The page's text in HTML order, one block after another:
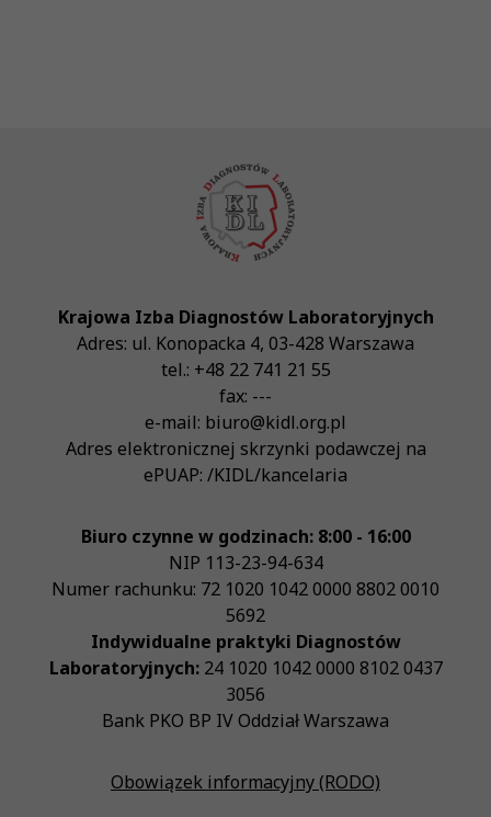
Krajowa Izba Diagnostów Laboratoryjnych
Adres: ul. Konopacka 4, 03-428 Warszawa
tel.: +48 22 741 21 55
fax: ---
e-mail: biuro@kidl.org.pl
Adres elektronicznej skrzynki podawczej na
ePUAP: /KIDL/kancelaria
Biuro czynne w godzinach: 8:00 - 16:00
NIP 113-23-94-634
Numer rachunku: 72 1020 1042 0000 8802 0010
5692
Indywidualne praktyki Diagnostów
Laboratoryjnych:24 1020 1042 0000 8102 0437
3056
Bank PKO BP IV Oddział Warszawa
Obowiązek informacyjny (RODO)